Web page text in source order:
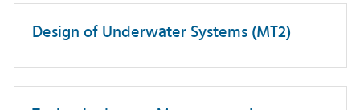
Design of Underwater Systems (MT2)